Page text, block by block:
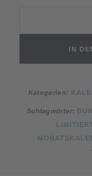
Burlesque
IN
Kategorien:
Schlagwörter: